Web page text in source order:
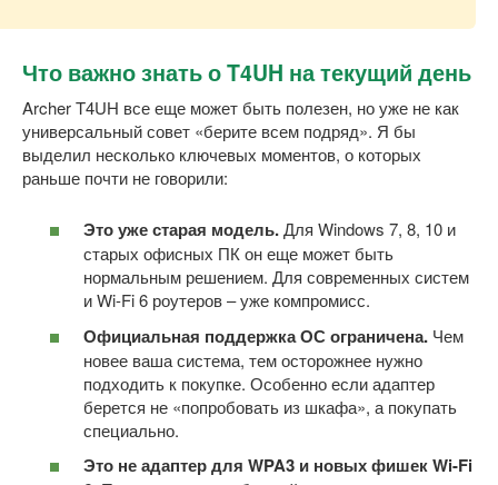
Что важно знать о T4UH на текущий день
Archer T4UH все еще может быть полезен, но уже не как
универсальный совет «берите всем подряд». Я бы
выделил несколько ключевых моментов, о которых
раньше почти не говорили:
Это уже старая модель.Для Windows 7, 8, 10 и
старых офисных ПК он еще может быть
нормальным решением. Для современных систем
и Wi-Fi 6 роутеров – уже компромисс.
Официальная поддержка ОС ограничена. Чем
новее ваша система, тем осторожнее нужно
подходить к покупке. Особенно если адаптер
берется не «попробовать из шкафа», а покупать
специально.
Это не адаптер для WPA3 и новых фишек Wi-Fi